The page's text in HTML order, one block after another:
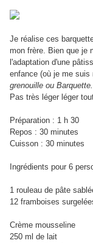
Je réalise ces
mon frère. Bien que je
l'adaptation d'une
enfance (où je me suis
grenouille ou Barquette.
Pas très léger léger
Préparation : 1 h 30
Repos : 30 minutes
Cuisson : 30 minutes
Ingrédients pour 6
1 rouleau de pâte
12 framboises
Crème mousseline
250 ml de lait